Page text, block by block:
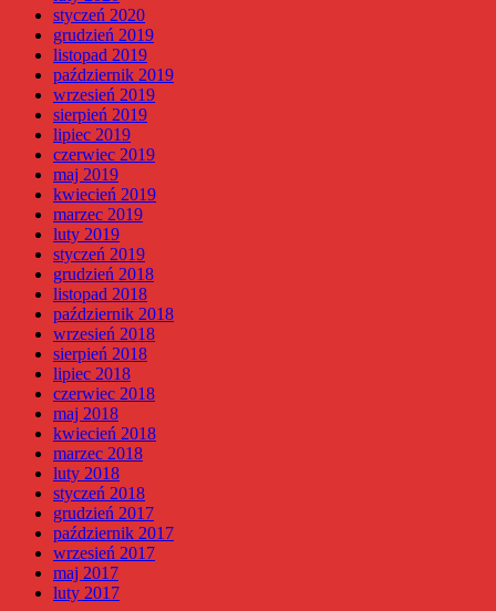
styczeń 2020
grudzień 2019
listopad 2019
październik 2019
wrzesień 2019
sierpień 2019
lipiec 2019
czerwiec 2019
maj 2019
kwiecień 2019
marzec 2019
luty 2019
styczeń 2019
grudzień 2018
listopad 2018
październik 2018
wrzesień 2018
sierpień 2018
lipiec 2018
czerwiec 2018
maj 2018
kwiecień 2018
marzec 2018
luty 2018
styczeń 2018
grudzień 2017
październik 2017
wrzesień 2017
maj 2017
luty 2017